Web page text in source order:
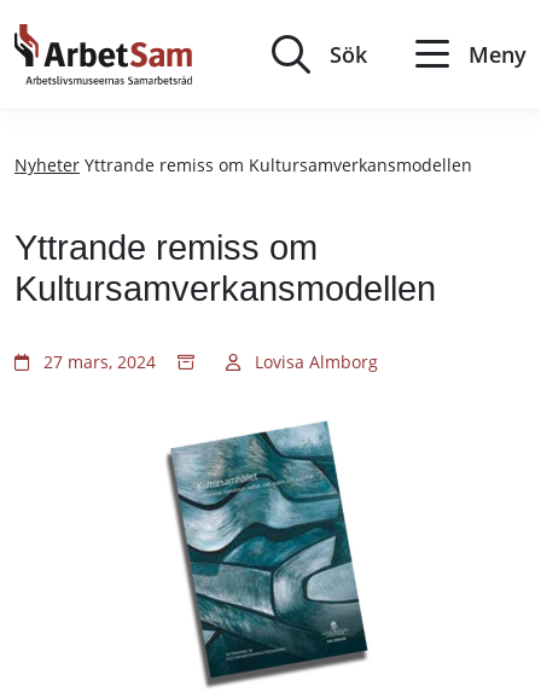
innehållet
Sök Meny
Nyheter Yttrande remiss om Kultursamverkansmodellen
Yttrande remiss om
Kultursamverkansmodellen
27 mars, 2024 Lovisa Almborg